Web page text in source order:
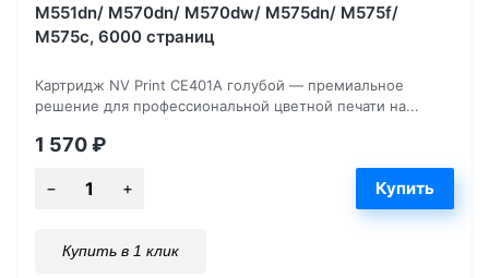
M551dn/ M570dn/ M570dw/ M575dn/ M575f/
M575c, 6000 страниц
Картридж NV Print CE401A голубой — премиальное
решение для профессиональной цветной печати на...
1 570₽
Купить в 1 клик